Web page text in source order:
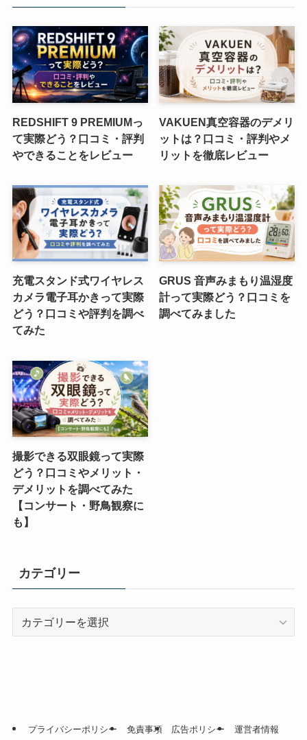
REDSHIFT 9 PREMIUMっ
て実際どう？口コミ・評判
やできることをレビュー
VAKUEN真空容器のデメリ
ットは？口コミ・評判やメ
リットを徹底レビュー
充電スタンド式ワイヤレス
カメラ電子耳かきって実際
どう？口コミや評判を調べ
てみた
GRUS 音声みまもり温湿度
計って実際どう？口コミを
調べてみました
撮影できる双眼鏡って実際
どう？口コミやメリット・
デメリットを調べてみた
【コンサート・野鳥観察に
も】
カテゴリー
プライバシーポリシー 免責事項 広告ポリシー 運営者情報